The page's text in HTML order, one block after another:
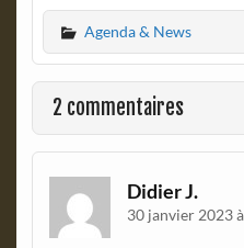
c
e
b
o
o
k
i
n
t
F
r
i
Agenda & News
2 commentaires
Didier J.
30 janvier 2023